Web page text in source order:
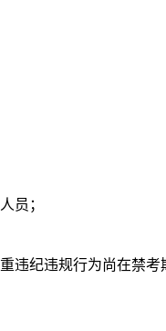
员；
违纪违规行为尚在禁考